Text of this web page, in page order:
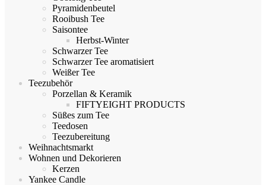
Pyramidenbeutel
Rooibush Tee
Saisontee
Herbst-Winter
Schwarzer Tee
Schwarzer Tee aromatisiert
Weißer Tee
Teezubehör
Porzellan & Keramik
FIFTYEIGHT PRODUCTS
Süßes zum Tee
Teedosen
Teezubereitung
Weihnachtsmarkt
Wohnen und Dekorieren
Kerzen
Yankee Candle